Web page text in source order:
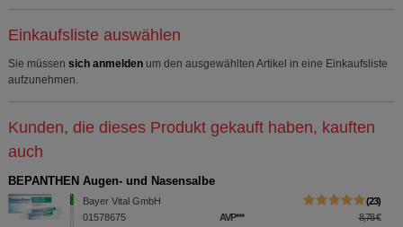
Einkaufsliste auswählen
Sie müssen sich anmelden um den ausgewählten Artikel in eine Einkaufsliste
aufzunehmen.
Kunden, die dieses Produkt gekauft haben, kauften
auch
BEPANTHEN Augen- und Nasensalbe
Bayer Vital GmbH
01578675
23
AVP*** 8,78 €